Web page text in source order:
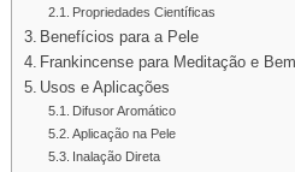
Propriedades Científicas
Benefícios para a Pele
Frankincense para Meditação e
Usos e Aplicações
Difusor Aromático
Aplicação na Pele
Inalação Direta